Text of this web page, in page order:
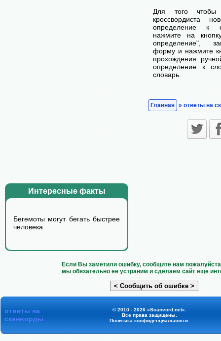
Интересные факты
Бегемоты могут бегать быстрее
человека
Для того чтобы
кроссвордиста
определение к
нажмите на
определение",
форму и нажмите
прохождения
определение к
словарь.
Главная » ответы на
Если Вы заметили ошибку, сообщите нам
мы обязательно ее устраним и сделаем сайт еще
ответы на
сканворды
© 2010 - 2026 «Scanvord.net».
Все права защищены.
Политика конфиденциальности.